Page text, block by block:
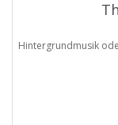
Hintergrundmusik